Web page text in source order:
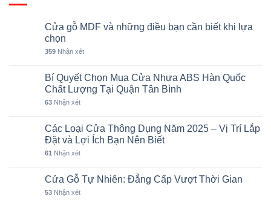
Cửa gỗ MDF và những điều bạn cần biết khi lựa
chọn
359 Nhận xét
Bí Quyết Chọn Mua Cửa Nhựa ABS Hàn Quốc
Chất Lượng Tại Quận Tân Bình
63 Nhận xét
Các Loại Cửa Thông Dụng Năm 2025 – Vị Trí Lắp
Đặt và Lợi Ích Bạn Nên Biết
61 Nhận xét
Cửa Gỗ Tự Nhiên: Đẳng Cấp Vượt Thời Gian
53 Nhận xét